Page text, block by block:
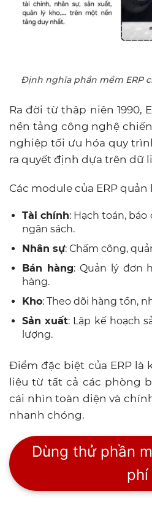
Định nghĩa phần mềm ERP
Ra đời từ thập niên 1990,
nền tảng công nghệ
nghiệp tối ưu hóa quy
ra quyết định dựa trên dữ
Các module của ERP
Tài chính: Hạch toán,
ngân sách.
Nhân sự: Chấm công,
Bán hàng: Quản lý đơn
hàng.
Kho: Theo dõi hàng tồn,
Sản xuất: Lập kế hoạch
lượng.
Điểm đặc biệt của ERP là
liệu từ tất cả các phòng
cái nhìn toàn diện và
nhanh chóng.
Dùng thử phần
phí